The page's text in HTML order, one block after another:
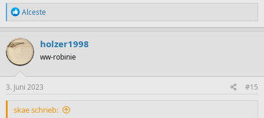
R
e
a
k
t
o
n
e
Alceste
holzer1998
ww-robinie
3. Juni 2023 #15
skae schrieb: